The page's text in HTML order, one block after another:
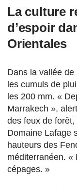
La culture
d’espoir
Orientales
Dans la vallée de
les cumuls de
les 200 mm. «
Marrakech »,
des feux de
Domaine Lafage
hauteurs des
méditerranéen. «
cépages. »